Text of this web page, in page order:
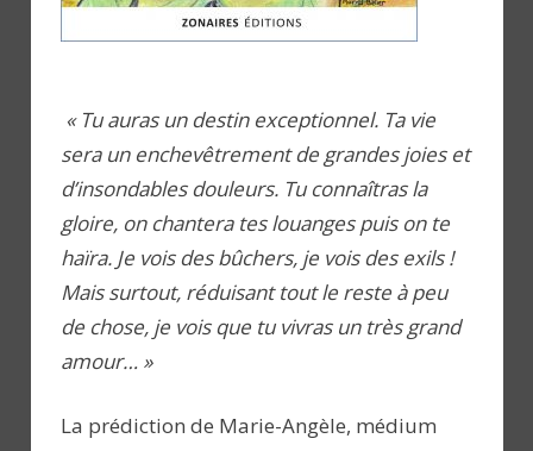
« Tu auras un destin exceptionnel. Ta vie
sera un enchevêtrement de grandes joies et
d’insondables douleurs. Tu connaîtras la
gloire, on chantera tes louanges puis on te
haïra. Je vois des bûchers, je vois des exils !
Mais surtout, réduisant tout le reste à peu
de chose, je vois que tu vivras un très grand
amour… »
La prédiction de Marie-Angèle, médium